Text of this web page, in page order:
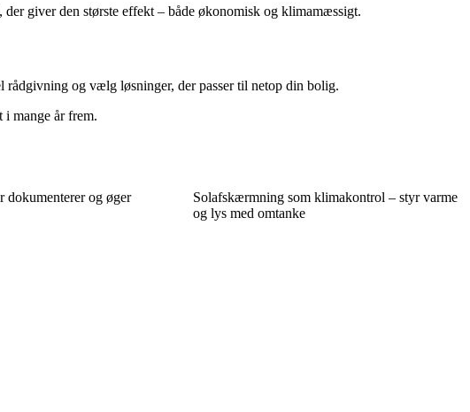
giver den største effekt – både økonomisk og klimamæssigt.
og vælg løsninger, der passer til netop din bolig.
i mange år frem.
dokumenterer og øger
Solafskærmning som klimakontrol – styr varme
og lys med omtanke